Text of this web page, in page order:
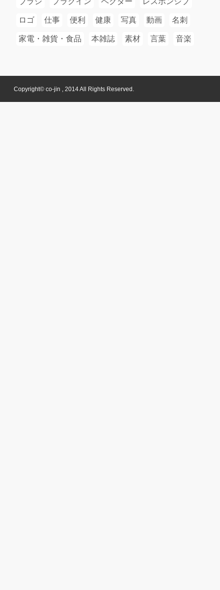
ロゴ 仕事 便利 健康 写真 動画 名刺
家電・雑貨・食品 本雑誌 素材 言葉 音楽
Copyright© co-jin , 2014 All Rights Reserved.